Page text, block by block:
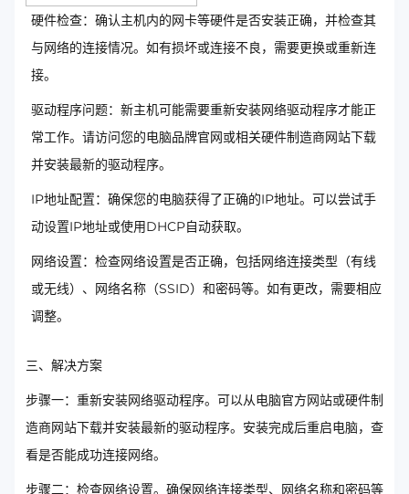
硬件检查：确认主机内的网卡等硬件是否安装正确，并检查其
与网络的连接情况。如有损坏或连接不良，需要更换或重新连
接。
驱动程序问题：新主机可能需要重新安装网络驱动程序才能正
常工作。请访问您的电脑品牌官网或相关硬件制造商网站下载
并安装最新的驱动程序。
IP地址配置：确保您的电脑获得了正确的IP地址。可以尝试手
动设置IP地址或使用DHCP自动获取。
网络设置：检查网络设置是否正确，包括网络连接类型（有线
或无线）、网络名称（SSID）和密码等。如有更改，需要相应
调整。
三、解决方案
步骤一：重新安装网络驱动程序。可以从电脑官方网站或硬件制
造商网站下载并安装最新的驱动程序。安装完成后重启电脑，查
看是否能成功连接网络。
步骤二：检查网络设置。确保网络连接类型、网络名称和密码等